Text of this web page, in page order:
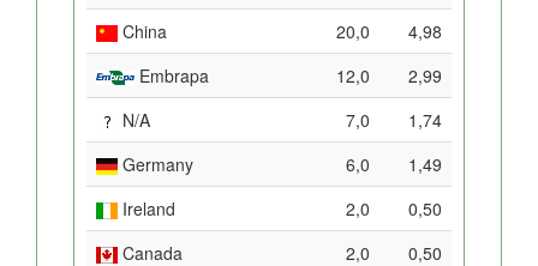
China
20,0
4,98
Embrapa
12,0
2,99
N/A
7,0
1,74
Germany
6,0
1,49
Ireland
2,0
0,50
Canada
2,0
0,50